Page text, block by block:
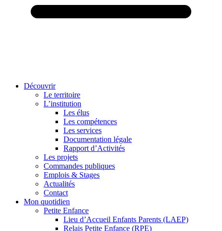
Découvrir
Le territoire
L’institution
Les élus
Les compétences
Les services
Documentation légale
Rapport d’Activités
Les projets
Commandes publiques
Emplois & Stages
Actualités
Contact
Mon quotidien
Petite Enfance
Lieu d’Accueil Enfants Parents (LAEP)
Relais Petite Enfance (RPE)